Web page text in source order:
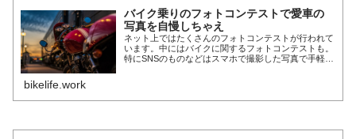
バイク乗りのフォトコンテストで愛車の
写真を自慢しちゃえ
ネット上ではたくさんのフォトコンテストが行われて
います。中にはバイクに関するフォトコンテストも。
特にSNSのものなどはスマホで撮影した写真で手軽に
bikelife.work